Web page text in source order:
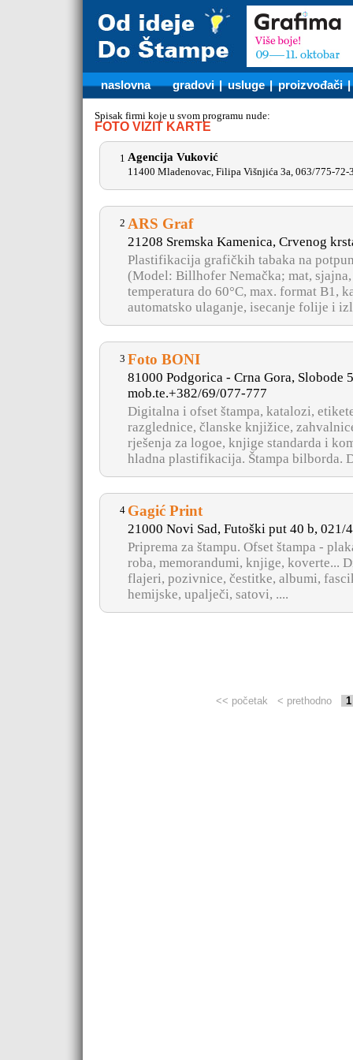
naslovna gradovi |usluge |proizvođači |
Spisak firmi koje u svom programu nude:
FOTO VIZIT KARTE
1 Agencija Vuković
11400 Mladenovac, Filipa Višnjića 3a, 063/775-72-
2 ARS Graf
21208 Sremska Kamenica, Crvenog
Plastifikacija grafičkih tabaka na
(Model: Billhofer Nemačka; mat,
temperatura do 60°C, max. format B1,
automatsko ulaganje, isecanje folije i
3 Foto BONI
81000 Podgorica - Crna Gora, Slobode
mob.te.+382/69/077-777
Digitalna i ofset štampa, katalozi,
razglednice, članske knjižice,
rješenja za logoe, knjige standarda i
hladna plastifikacija. Štampa bilborda.
4 Gagić Print
21000 Novi Sad, Futoški put 40 b, 021/
Priprema za štampu. Ofset štampa -
roba, memorandumi, knjige, koverte...
flajeri, pozivnice, čestitke, albumi,
hemijske, upalječi, satovi, ....
<< početak < prethodno 1